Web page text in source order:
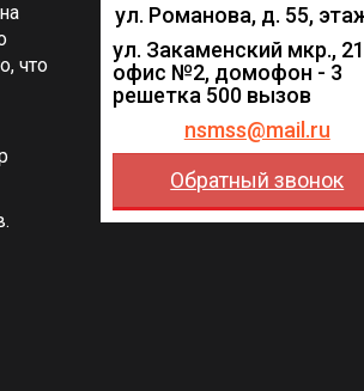
что
ул. Романова, д. 55,
ул. Закаменский мкр.,
офис №2, домофон - 3
решетка 500 вызов
nsmss@mail.ru
Обратный звонок